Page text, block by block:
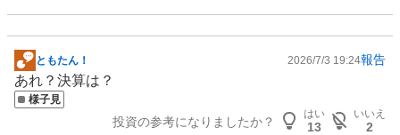
掲
示
板
ともたん！ 2026/7/3 19:24報告
あれ？決算は？
様子見
投資の参考になりましたか？
はい
13
いいえ
2